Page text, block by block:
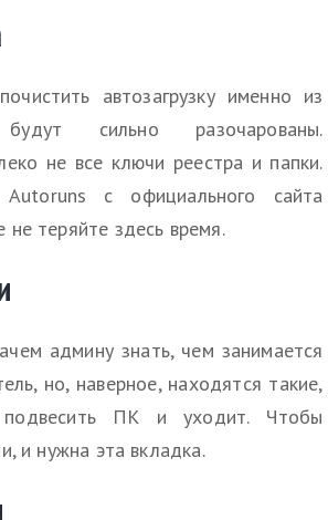
автозагрузку именно из
сильно разочарованы.
не все ключи реестра и папки.
с официального сайта
теряйте здесь время.
админу знать, чем занимается
но, наверное, находятся такие,
подвесить ПК и уходит. Чтобы
и нужна эта вкладка.